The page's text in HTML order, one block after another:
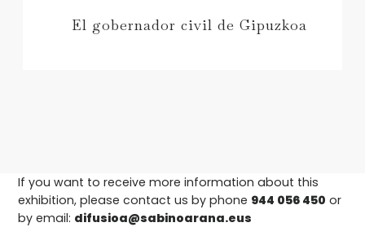
El gobernador civil de Gipuzkoa
If you want to receive more information about this
exhibition, please contact us by phone 944 056 450 or
by email: difusioa@sabinoarana.eus